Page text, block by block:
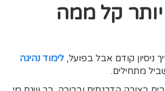
קל ממה
קודם אבל בפועל,לימוד נהיגה
מתחילים.